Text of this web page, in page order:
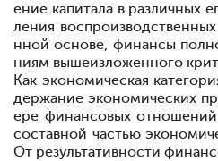
ение капитала в различных
ления
нной основе, финансы
ниям вышеизложенного
Как экономическая
держание экономических
ере финансовых
составной частью
От результативности